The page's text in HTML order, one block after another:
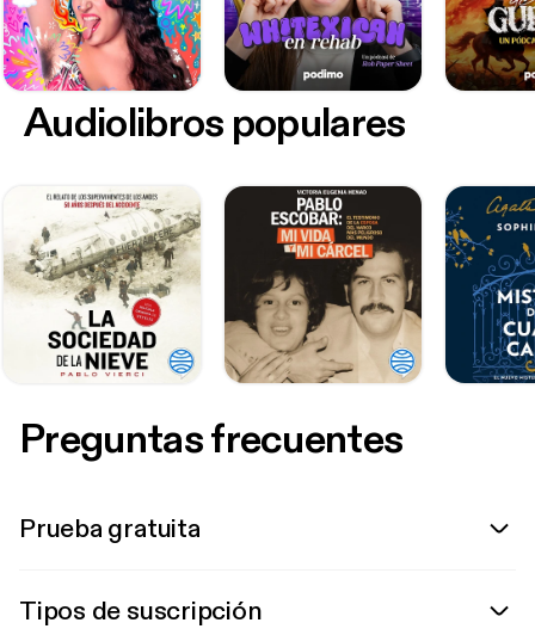
Audiolibros populares
Preguntas frecuentes
Prueba gratuita
Tipos de suscripción